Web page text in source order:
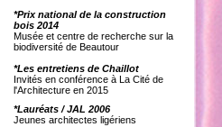
*Prix national de la construction
bois 2014
Musée et centre de recherche sur la
biodiversité de Beautour
*Les entretiens de Chaillot
Invités en conférence à La Cité de
l'Architecture en 2015
*Lauréats / JAL 2006
Jeunes architectes ligériens